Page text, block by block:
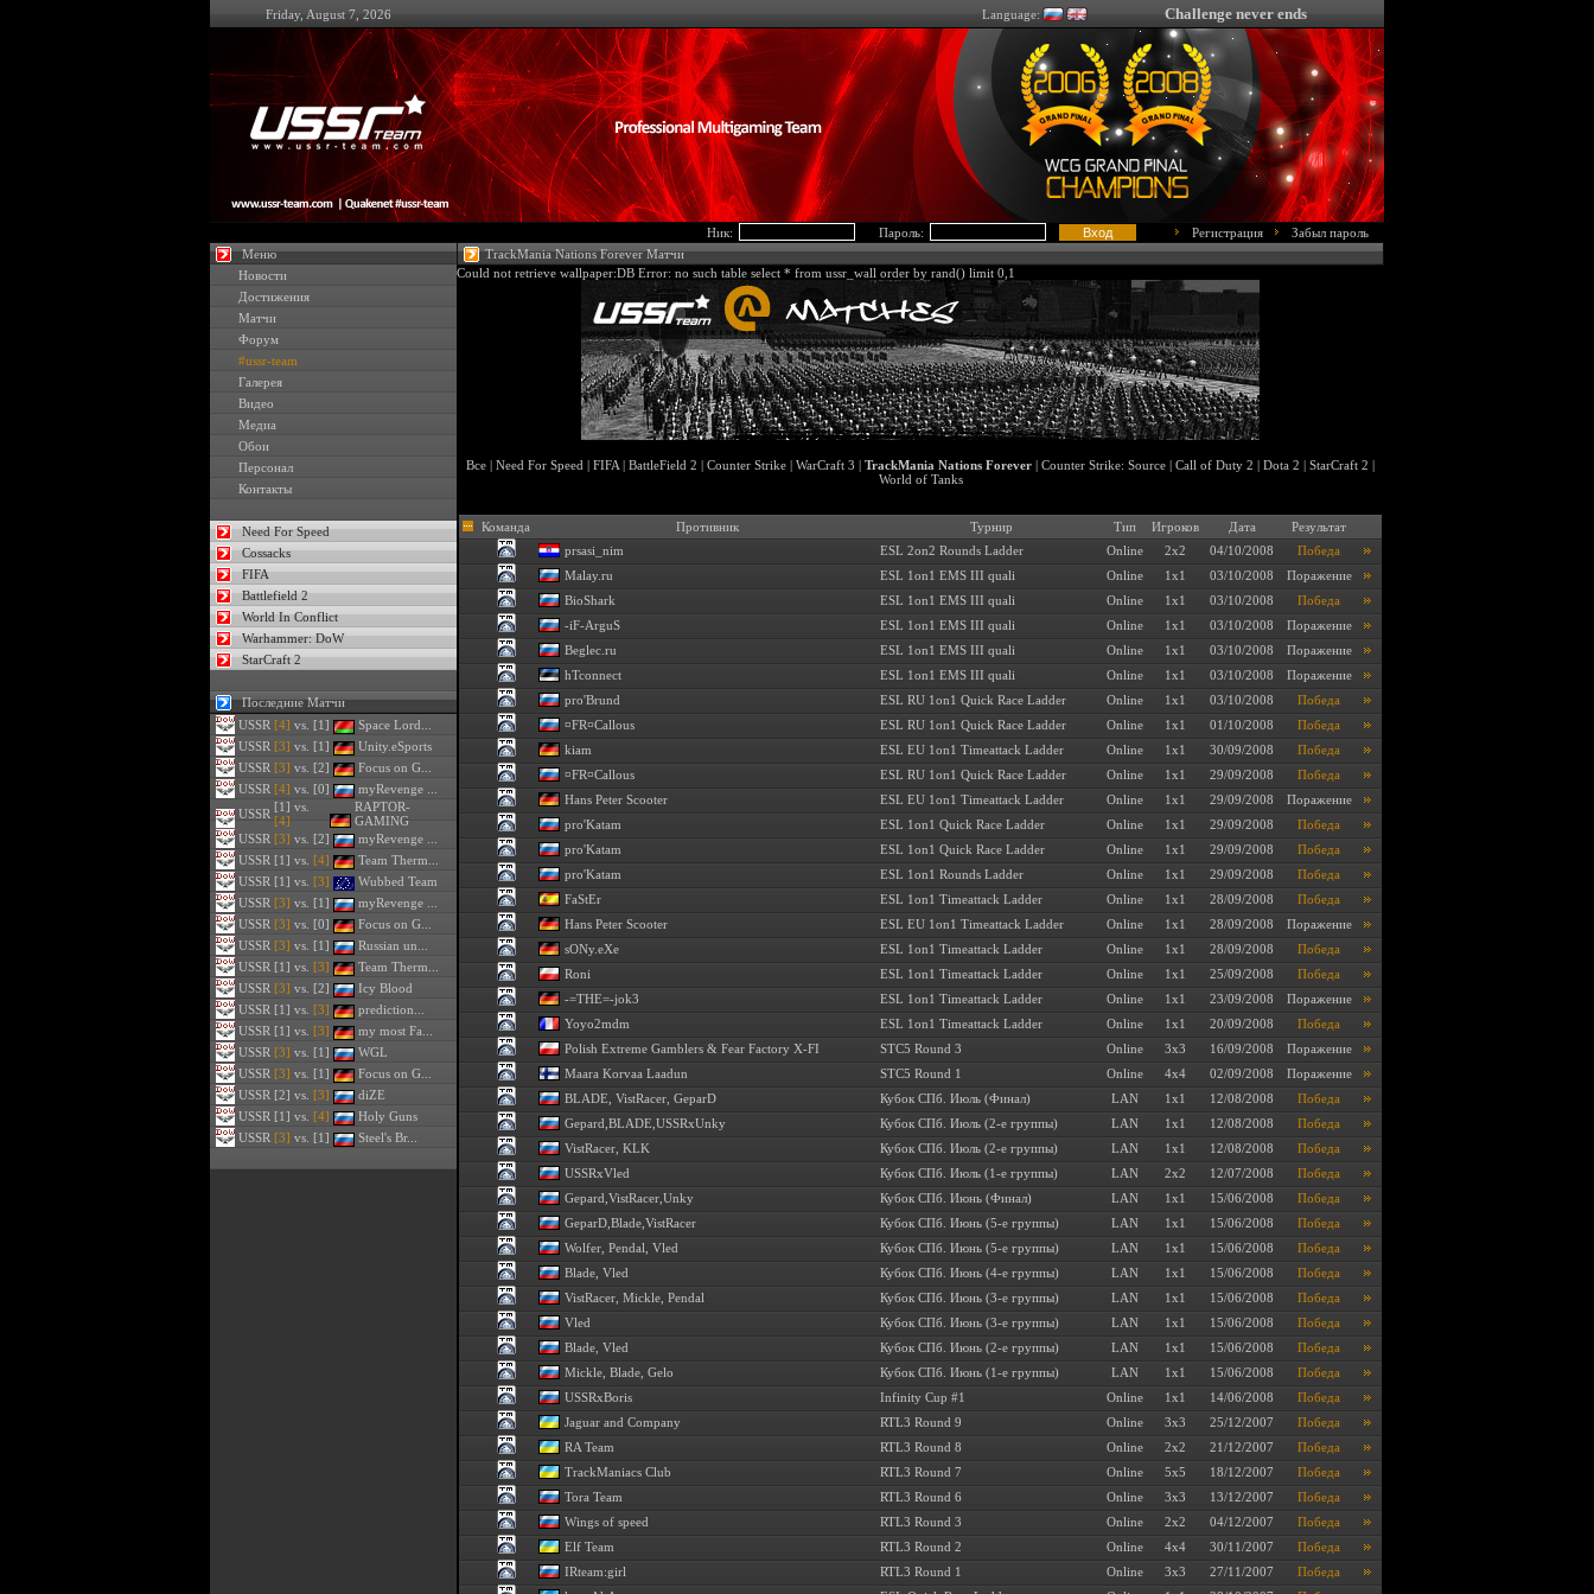
Friday, August 7, 2026 Language: Challenge never ends
Ник: Пароль: Регистрация
Забыл пароль
Меню
Новости
Достижения
Матчи
Форум
#ussr-team
Галерея
Видео
Медиа
Обои
Персонал
Контакты
Need For Speed
Cossacks
FIFA
Battlefield 2
World In Conflict
Warhammer: DoW
StarCraft 2
Последние Матчи
USSR [4] vs. [1]
Space Lord...
USSR [3] vs. [1]
Unity.eSports
USSR [3] vs. [2]
Focus on G...
USSR [4] vs. [0]
myRevenge ...
USSR [1] vs.
[4]
RAPTOR-
GAMING
USSR [3] vs. [2]
myRevenge ...
USSR [1] vs. [4]
Team Therm...
USSR [1] vs. [3]
Wubbed Team
USSR [3] vs. [1]
myRevenge ...
USSR [3] vs. [0]
Focus on G...
USSR [3] vs. [1]
Russian un...
USSR [1] vs. [3]
Team Therm...
USSR [3] vs. [2]
Icy Blood
USSR [1] vs. [3]
prediction...
USSR [1] vs. [3]
my most Fa...
USSR [3] vs. [1]
WGL
USSR [3] vs. [1]
Focus on G...
USSR [2] vs. [3]
diZE
USSR [1] vs. [4]
Holy Guns
USSR [3] vs. [1] Steel's Br...
TrackMania Nations Forever Матчи
Could not retrieve wallpaper:DB Error: no such table select * from ussr_wall order by rand() limit 0,1
Все | Need For Speed | FIFA | BattleField 2 | Counter Strike | WarCraft 3 | TrackMania Nations Forever | Counter Strike: Source | Call of Duty 2 | Dota 2 | StarCraft 2 |
World of Tanks
Команда Противник Турнир Тип Игроков Дата
Результат
prsasi_nim
ESL 2on2 Rounds Ladder Online 2x2 04/10/2008
Победа
Malay.ru
ESL 1on1 EMS III quali Online 1x1 03/10/2008
Поражение
BioShark
ESL 1on1 EMS III quali Online 1x1 03/10/2008
Победа
-iF-ArguS
ESL 1on1 EMS III quali Online 1x1 03/10/2008
Поражение
Beglec.ru
ESL 1on1 EMS III quali Online 1x1 03/10/2008
Поражение
hTconnect
ESL 1on1 EMS III quali Online 1x1 03/10/2008
Поражение
pro'Brund
ESL RU 1on1 Quick Race Ladder Online 1x1 03/10/2008
Победа
¤FR¤Callous
ESL RU 1on1 Quick Race Ladder Online 1x1 01/10/2008
Победа
kiam
ESL EU 1on1 Timeattack Ladder Online 1x1 30/09/2008
Победа
¤FR¤Callous
ESL RU 1on1 Quick Race Ladder Online 1x1 29/09/2008
Победа
Hans Peter Scooter
ESL EU 1on1 Timeattack Ladder Online 1x1 29/09/2008
Поражение
pro'Katam
ESL 1on1 Quick Race Ladder Online 1x1 29/09/2008
Победа
pro'Katam
ESL 1on1 Quick Race Ladder Online 1x1 29/09/2008
Победа
pro'Katam
ESL 1on1 Rounds Ladder Online 1x1 29/09/2008
Победа
FaStEr
ESL 1on1 Timeattack Ladder Online 1x1 28/09/2008
Победа
Hans Peter Scooter
ESL EU 1on1 Timeattack Ladder Online 1x1 28/09/2008
Поражение
sONy.eXe
ESL 1on1 Timeattack Ladder Online 1x1 28/09/2008
Победа
Roni
ESL 1on1 Timeattack Ladder Online 1x1 25/09/2008
Победа
-=THE=-jok3
ESL 1on1 Timeattack Ladder Online 1x1 23/09/2008
Поражение
Yoyo2mdm
ESL 1on1 Timeattack Ladder Online 1x1 20/09/2008
Победа
Polish Extreme Gamblers & Fear Factory X-FI
STC5 Round 3 Online 3x3 16/09/2008
Поражение
Maara Korvaa Laadun
STC5 Round 1 Online 4x4 02/09/2008
Поражение
BLADE, VistRacer, GeparD
Кубок СПб. Июль (Финал) LAN 1x1 12/08/2008
Победа
Gepard,BLADE,USSRxUnky
Кубок СПб. Июль (2-е группы) LAN 1x1 12/08/2008
Победа
VistRacer, KLK
Кубок СПб. Июль (2-е группы) LAN 1x1 12/08/2008
Победа
USSRxVled
Кубок СПб. Июль (1-е группы) LAN 2x2 12/07/2008
Победа
Gepard,VistRacer,Unky
Кубок СПб. Июнь (Финал) LAN 1x1 15/06/2008
Победа
GeparD,Blade,VistRacer
Кубок СПб. Июнь (5-е группы) LAN 1x1 15/06/2008
Победа
Wolfer, Pendal, Vled
Кубок СПб. Июнь (5-е группы) LAN 1x1 15/06/2008
Победа
Blade, Vled
Кубок СПб. Июнь (4-е группы) LAN 1x1 15/06/2008
Победа
VistRacer, Mickle, Pendal
Кубок СПб. Июнь (3-е группы) LAN 1x1 15/06/2008
Победа
Vled
Кубок СПб. Июнь (3-е группы) LAN 1x1 15/06/2008
Победа
Blade, Vled
Кубок СПб. Июнь (2-е группы) LAN 1x1 15/06/2008
Победа
Mickle, Blade, Gelo
Кубок СПб. Июнь (1-е группы) LAN 1x1 15/06/2008
Победа
USSRxBoris
Infinity Cup #1 Online 1x1 14/06/2008
Победа
Jaguar and Company
RTL3 Round 9 Online 3x3 25/12/2007
Победа
RA Team
RTL3 Round 8 Online 2x2 21/12/2007
Победа
TrackManiacs Club
RTL3 Round 7 Online 5x5 18/12/2007
Победа
Tora Team
RTL3 Round 6 Online 3x3 13/12/2007
Победа
Wings of speed
RTL3 Round 3 Online 2x2 04/12/2007
Победа
Elf Team
RTL3 Round 2 Online 4x4 30/11/2007
Победа
IRteam:girl
RTL3 Round 1 Online 3x3 27/11/2007
Победа